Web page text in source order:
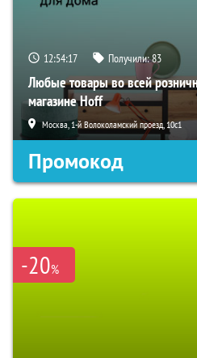
12:54:16 Получили:83
Любые товары во всей
магазине Hoff
Москва, 1-й Волоколамский проезд, 10с1
Промокод
-20%